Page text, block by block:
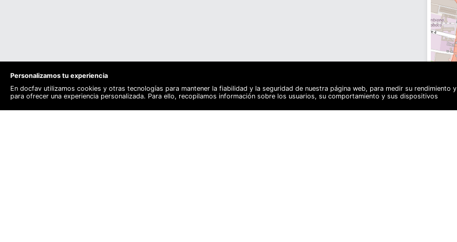
Personalizamos tu experiencia
En docfav utilizamos cookies y otras tecnologías para mantener la fiabilidad y la seguridad de nuestra página web, para medir su rendimiento y
para ofrecer una experiencia personalizada. Para ello, recopilamos información sobre los usuarios, su comportamiento y sus dispositivos